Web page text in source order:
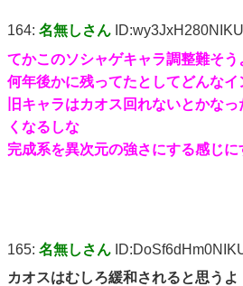
164: 名無しさん ID:wy3JxH280NIKU
てかこのソシャゲキャラ調整難そう
何年後かに残ってたとしてどんなイ
旧キャラはカオス回れないとかな
くなるしな
完成系を異次元の強さにする感じに
165: 名無しさん
カオスはむしろ緩和されると思うよ